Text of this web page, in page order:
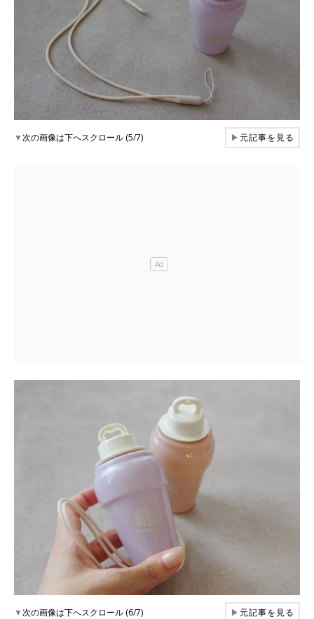
▼次の画像は下へスクロール (5/7) ▶元記事を見る
▼次の画像は下へスクロール (6/7) ▶元記事を見る